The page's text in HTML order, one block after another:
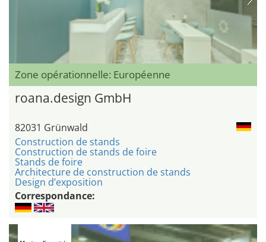
Zone opérationnelle: Européenne
roana.design GmbH
82031 Grünwald
Construction de stands
Construction de stands de foire
Stands de foire
Architecture de construction de stands
Design d’exposition
Correspondance: